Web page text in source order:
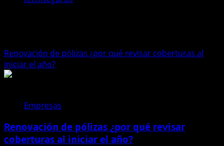
Renovación de pólizas ¿por qué revisar coberturas al
iniciar el año?
Empresas
Renovación de pólizas ¿por qué revisar
coberturas al iniciar el año?